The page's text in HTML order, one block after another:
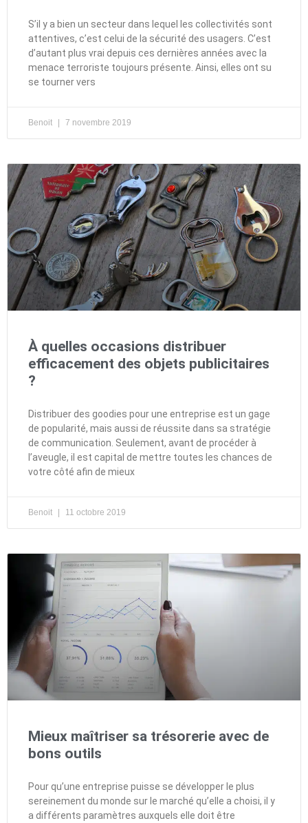
S’il y a bien un secteur dans lequel les collectivités sont
attentives, c’est celui de la sécurité des usagers. C’est
d’autant plus vrai depuis ces dernières années avec la
menace terroriste toujours présente. Ainsi, elles ont su
se tourner vers
Benoit 7 novembre 2019
À quelles occasions distribuer
efficacement des objets publicitaires
?
Distribuer des goodies pour une entreprise est un gage
de popularité, mais aussi de réussite dans sa stratégie
de communication. Seulement, avant de procéder à
l’aveugle, il est capital de mettre toutes les chances de
votre côté afin de mieux
Benoit 11 octobre 2019
Mieux maîtriser sa trésorerie avec de
bons outils
Pour qu’une entreprise puisse se développer le plus
sereinement du monde sur le marché qu’elle a choisi, il y
a différents paramètres auxquels elle doit être